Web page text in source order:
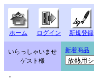
ホーム ログイン 新規登録
いらっしゃいませ
ゲスト様
新着商品